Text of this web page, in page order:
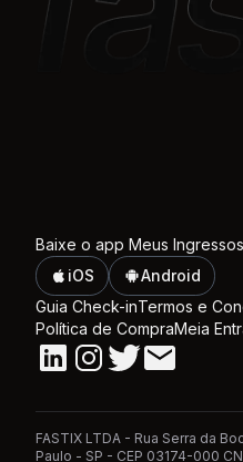
Baixe o app Meus
iOS
Android
Guia Check-inTermos e
Política de CompraMeia
LinkedinInstagram
Twitter
Email
FASTIX LTDA - Rua Serra da
Paulo - SP - CEP 03174-000